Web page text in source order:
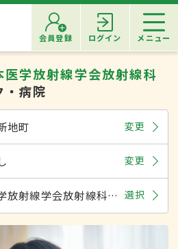
会員登録 ログイン メニュー
学放射線学会放射線科
・病院
地町 変更
変更
日本医学放射線学会放射線科専門医 選択